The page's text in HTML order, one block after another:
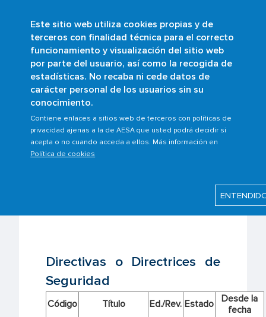
Este sitio web utiliza cookies propias y de
terceros con finalidad técnica para el correcto
funcionamiento y visualización del sitio web
por parte del usuario, así como la recogida de
estadísticas. No recaba ni cede datos de
carácter personal de los usuarios sin su
conocimiento.
Contiene enlaces a sitios web de terceros con políticas de
privacidad ajenas a la de AESA que usted podrá decidir si
acepta o no cuando acceda a ellos. Más información en
Política de cookies
Pasar
al
contenido
principal
Buscar
Sobrescribir
enlaces
de
ayuda
a
Inicio
Prom. de Seguridad
Directivas y Material Guía
Última modificación: Martes, 27 Agosto 2024
Guía
Directivas o Directrices de
Seguridad
Código Título Ed./Rev. Estado
Desde la
fecha